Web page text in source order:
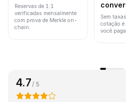
Reservas de 1:1
verificadas mensalmente
com prova de Merkle on-
chain.
Sem
cotação
você
4.7/ 5